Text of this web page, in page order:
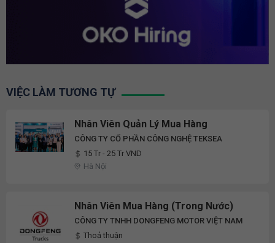
VIỆC LÀM TƯƠNG TỰ
Nhân Viên Quản Lý Mua Hàng
CÔNG TY CỔ PHẦN CÔNG NGHỆ TEKSEA
15 Tr - 25 Tr VND
Hà Nội
Nhân Viên Mua Hàng (Trong Nước)
CÔNG TY TNHH DONGFENG MOTOR VIỆT NAM
Thoả thuận